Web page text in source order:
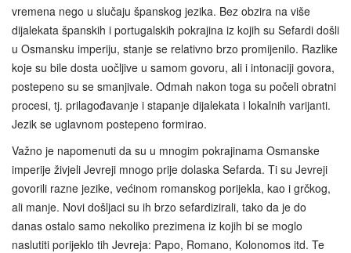
vremena nego u slučaju španskog jezika. Bez obzira na više
dijalekata španskih i portugalskih pokrajina iz kojih su Sefardi došli
u Osmansku imperiju, stanje se relativno brzo promijenilo. Razlike
koje su bile dosta uočljive u samom govoru, ali i intonaciji govora,
postepeno su se smanjivale. Odmah nakon toga su počeli obratni
procesi, tj. prilagođavanje i stapanje dijalekata i lokalnih varijanti.
Jezik se uglavnom postepeno formirao.
Važno je napomenuti da su u mnogim pokrajinama Osmanske
imperije živjeli Jevreji mnogo prije dolaska Sefarda. Ti su Jevreji
govorili razne jezike, većinom romanskog porijekla, kao i grčkog,
ali manje. Novi došljaci su ih brzo sefardizirali, tako da je do
danas ostalo samo nekoliko prezimena iz kojih bi se moglo
naslutiti porijeklo tih Jevreja: Papo, Romano, Kolonomos itd. Te